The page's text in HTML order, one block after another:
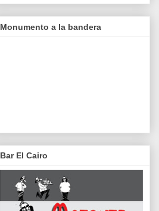
Monumento a la bandera
Bar El Cairo